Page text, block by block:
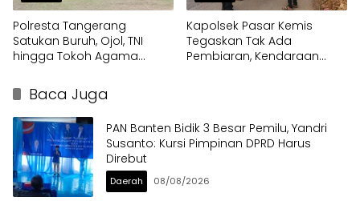
Polresta Tangerang
Satukan Buruh, Ojol, TNI
hingga Tokoh Agama
Kapolsek Pasar Kemis
Tegaskan Tak Ada
Pembiaran, Kendaraan
Baca Juga
PAN Banten Bidik 3 Besar Pemilu, Yandri
Susanto: Kursi Pimpinan DPRD Harus
Direbut
Daerah 08/08/2026